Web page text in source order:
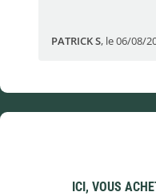
PATRICK S, le 06/08/
ICI, VOUS